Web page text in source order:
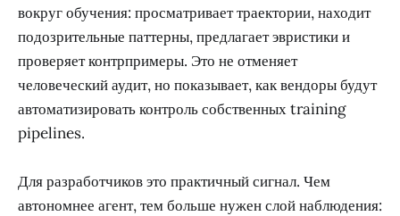
вокруг обучения: просматривает траектории, находит
подозрительные паттерны, предлагает эвристики и
проверяет контрпримеры. Это не отменяет
человеческий аудит, но показывает, как вендоры будут
автоматизировать контроль собственных training
pipelines.
Для разработчиков это практичный сигнал. Чем
автономнее агент, тем больше нужен слой наблюдения: